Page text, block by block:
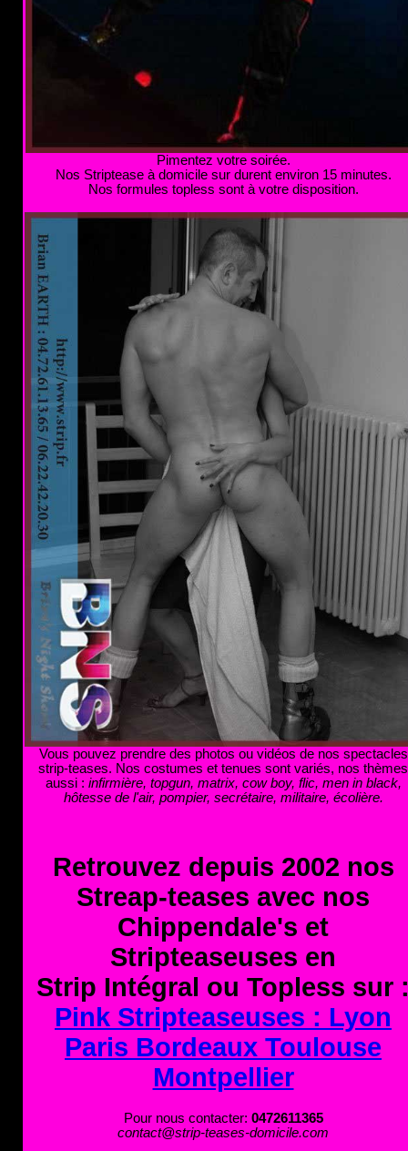
Pimentez votre soirée.
Nos Striptease à domicile sur durent environ 15 minutes.
Nos formules topless sont à votre disposition.
Vous pouvez prendre des photos ou vidéos de nos spectacles
strip-teases. Nos costumes et tenues sont variés, nos thèmes
aussi : infirmière, topgun, matrix, cow boy, flic, men in black,
hôtesse de l'air, pompier, secrétaire, militaire, écolière.
Retrouvez depuis 2002 nos
Streap-teases avec nos
Chippendale's et
Stripteaseuses en
Strip Intégral ou Topless sur
Pink Stripteaseuses : Lyon
Paris Bordeaux Toulouse
Montpellier
Pour nous contacter: 0472611365
contact@strip-teases-domicile.com